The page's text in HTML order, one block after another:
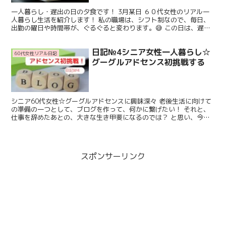
一人暮らし・遅出の日の夕食です！ 3月某日 ６０代女性のリアル一
人暮らし生活を紹介します！ 私の職場は、シフト制なので、毎日、
出勤の曜日や時間帯が、ぐるぐると変わります。😅 この日は、遅出
60代女性リアル日記
日記№4シニア女性一人暮らし☆
グーグルアドセンス初挑戦する
シニア60代女性☆グーグルアドセンスに興味深々 老後生活に向けて
の準備の一つとして、ブログを作って、何かに繋げたい！ それと、
仕事を辞めたあとの、大きな生き甲斐になるのでは？ と思い、今年
スポンサーリンク